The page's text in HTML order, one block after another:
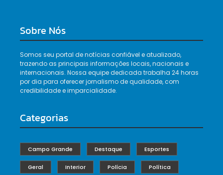
Sobre Nós
Somos seu portal de notícias confiável e atualizado,
trazendo as principais informações locais, nacionais e
internacionais. Nossa equipe dedicada trabalha 24 horas
por dia para oferecer jornalismo de qualidade, com
credibilidade e imparcialidade.
Categorias
Campo Grande Destaque Esportes
Geral Interior Polícia Política